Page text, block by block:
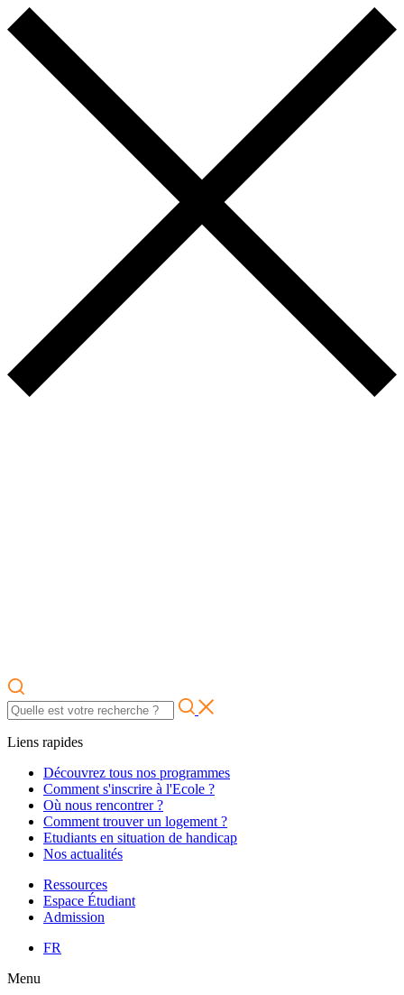
Liens rapides
Découvrez tous nos programmes
Comment s'inscrire à l'Ecole ?
Où nous rencontrer ?
Comment trouver un logement ?
Etudiants en situation de handicap
Nos actualités
Ressources
Espace Étudiant
Admission
FR
Menu